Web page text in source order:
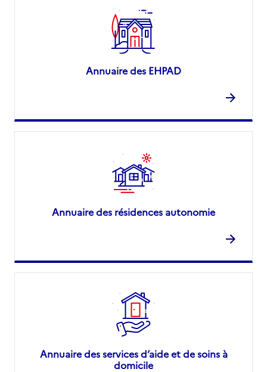
Annuaire des EHPAD
Annuaire des résidences autonomie
Annuaire des services d’aide et de soins à
domicile